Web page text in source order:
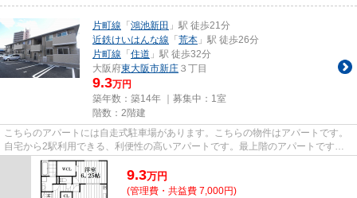
片町線 「 鴻池新田 」駅 徒歩21分
近鉄けいはんな線 「 荒本 」駅 徒歩26分
片町線 「 住道 」駅 徒歩32分
大阪府東大阪市新庄 ３丁目
9.3万円
築年数：築14年 ｜募集中： 1室
階数：2階建
こちらのアパートには自走式駐車場があります。こちらの物件はアパートです。
自宅から2駅利用できる、利便性の高いアパートです。最上階のアパートです。
片町線鴻池新田駅から歩いてす...
9.3万円
(管理費・共益費 7,000円)